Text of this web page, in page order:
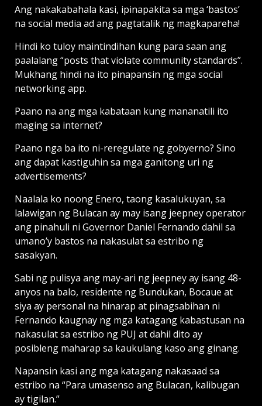
Ang nakakabahala kasi, ipinapakita sa mga ‘bastos’
na social media ad ang pagtatalik ng magkapareha!
Hindi ko tuloy maintindihan kung para saan ang
paalalang “posts that violate community standards”.
Mukhang hindi na ito pinapansin ng mga social
networking app.
Paano na ang mga kabataan kung mananatili ito
maging sa internet?
Paano nga ba ito ni-reregulate ng gobyerno? Sino
ang dapat kastiguhin sa mga ganitong uri ng
advertisements?
Naalala ko noong Enero, taong kasalukuyan, sa
lalawigan ng Bulacan ay may isang jeepney operator
ang pinahuli ni Governor Daniel Fernando dahil sa
umano’y bastos na nakasulat sa estribo ng
sasakyan.
Sabi ng pulisya ang may-ari ng jeepney ay isang 48-
anyos na balo, residente ng Bundukan, Bocaue at
siya ay personal na hinarap at pinagsabihan ni
Fernando kaugnay ng mga katagang kabastusan na
nakasulat sa estribo ng PUJ at dahil dito ay
posibleng maharap sa kaukulang kaso ang ginang.
Napansin kasi ang mga katagang nakasaad sa
estribo na “Para umasenso ang Bulacan, kalibugan
ay tigilan.”